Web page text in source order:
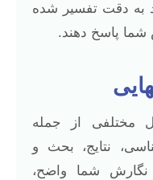
به دقت تفسیر شده
شما پاسخ دهند.
مختلفی از جمله
نتایج، بحث و
شما واضح،